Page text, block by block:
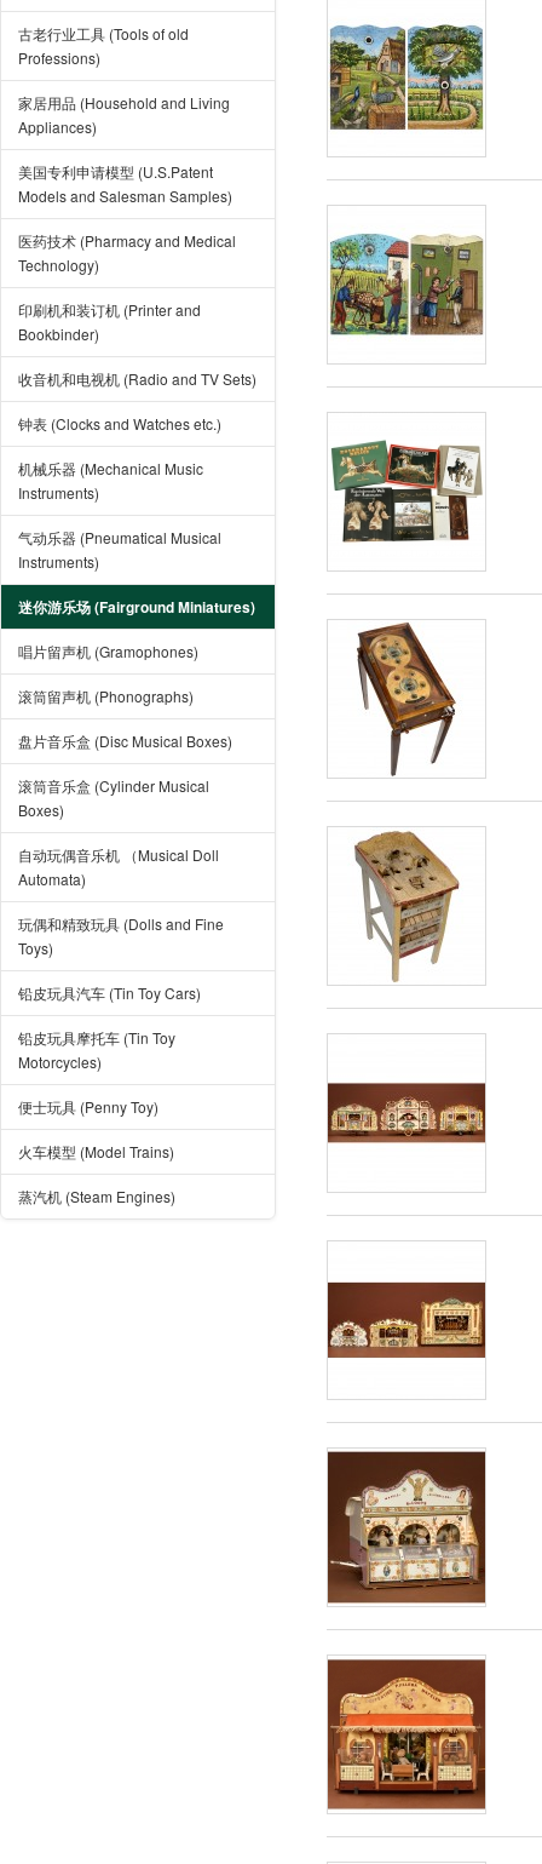
古老行业工具 (Tools of old
Professions)
家居用品 (Household and Living
Appliances)
美国专利申请模型 (U.S.Patent
Models and Salesman Samples)
医药技术 (Pharmacy and Medical
Technology)
印刷机和装订机 (Printer and
Bookbinder)
收音机和电视机 (Radio and TV Sets)
钟表 (Clocks and Watches etc.)
机械乐器 (Mechanical Music
Instruments)
气动乐器 (Pneumatical Musical
Instruments)
迷你游乐场 (Fairground Miniatures)
唱片留声机 (Gramophones)
滚筒留声机 (Phonographs)
盘片音乐盒 (Disc Musical Boxes)
滚筒音乐盒 (Cylinder Musical
Boxes)
自动玩偶音乐机 （Musical Doll
Automata)
玩偶和精致玩具 (Dolls and Fine
Toys)
铅皮玩具汽车 (Tin Toy Cars)
铅皮玩具摩托车 (Tin Toy
Motorcycles)
便士玩具 (Penny Toy)
火车模型 (Model Trains)
蒸汽机 (Steam Engines)